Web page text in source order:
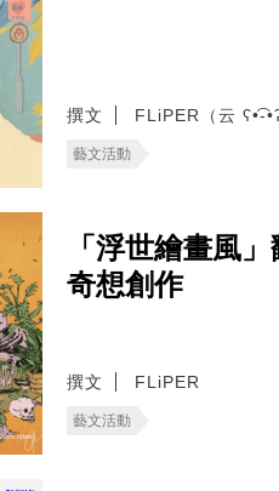
撰文 FLiPER（云 ʕ•͡-
藝文活動
「浮世繪畫風
奇想創作
撰文 FLiPER
藝文活動